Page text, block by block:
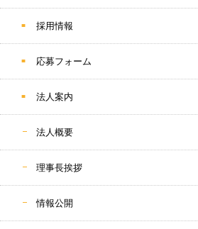
採用情報
応募フォーム
法人案内
法人概要
理事長挨拶
情報公開